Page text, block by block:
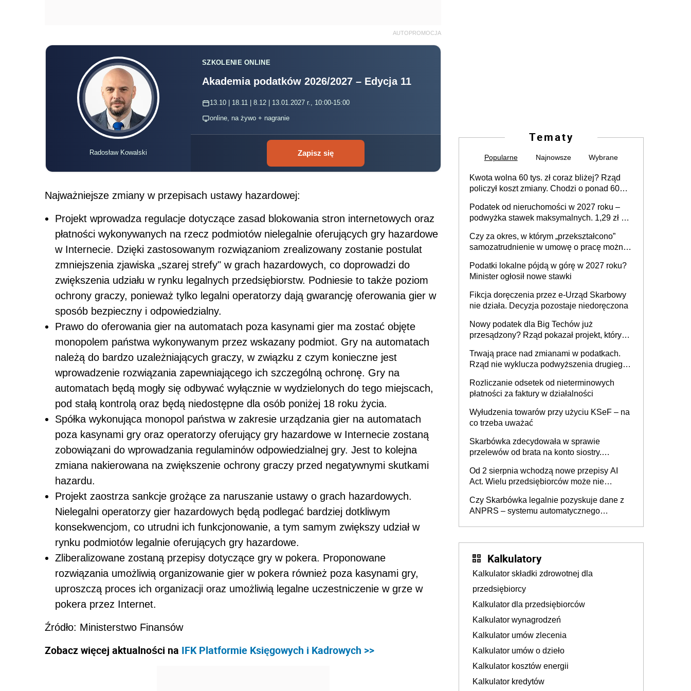
AUTOPROMOCJA
Radosław Kowalski
SZKOLENIE ONLINE
Akademia podatków 2026/2027 – Edycja 11
13.10 | 18.11 | 8.12 | 13.01.2027 r., 10:00-15:00
online, na żywo + nagranie
Zapisz się
Najważniejsze zmiany w przepisach ustawy hazardowej:
Projekt wprowadza regulacje dotyczące zasad blokowania stron internetowych oraz
płatności wykonywanych na rzecz podmiotów nielegalnie oferujących gry hazardowe
w Internecie. Dzięki zastosowanym rozwiązaniom zrealizowany zostanie postulat
zmniejszenia zjawiska „szarej strefy" w grach hazardowych, co doprowadzi do
zwiększenia udziału w rynku legalnych przedsiębiorstw. Podniesie to także poziom
ochrony graczy, ponieważ tylko legalni operatorzy dają gwarancję oferowania gier w
sposób bezpieczny i odpowiedzialny.
Prawo do oferowania gier na automatach poza kasynami gier ma zostać objęte
monopolem państwa wykonywanym przez wskazany podmiot. Gry na automatach
należą do bardzo uzależniających graczy, w związku z czym konieczne jest
wprowadzenie rozwiązania zapewniającego ich szczególną ochronę. Gry na
automatach będą mogły się odbywać wyłącznie w wydzielonych do tego miejscach,
pod stałą kontrolą oraz będą niedostępne dla osób poniżej 18 roku życia.
Spółka wykonująca monopol państwa w zakresie urządzania gier na automatach
poza kasynami gry oraz operatorzy oferujący gry hazardowe w Internecie zostaną
zobowiązani do wprowadzania regulaminów odpowiedzialnej gry. Jest to kolejna
zmiana nakierowana na zwiększenie ochrony graczy przed negatywnymi skutkami
hazardu.
Projekt zaostrza sankcje grożące za naruszanie ustawy o grach hazardowych.
Nielegalni operatorzy gier hazardowych będą podlegać bardziej dotkliwym
konsekwencjom, co utrudni ich funkcjonowanie, a tym samym zwiększy udział w
rynku podmiotów legalnie oferujących gry hazardowe.
Zliberalizowane zostaną przepisy dotyczące gry w pokera. Proponowane
rozwiązania umożliwią organizowanie gier w pokera również poza kasynami gry,
uproszczą proces ich organizacji oraz umożliwią legalne uczestniczenie w grze w
pokera przez Internet.
Źródło: Ministerstwo Finansów
Zobacz więcej aktualności na IFK Platformie Księgowych i Kadrowych >>
Tematy
Popularne Najnowsze Wybrane
Kwota wolna 60 tys. zł coraz bliżej? Rząd
policzył koszt zmiany. Chodzi o ponad 60
Podatek od nieruchomości w 2027 roku –
podwyżka stawek maksymalnych. 1,29 zł za
budynków i lokali związanych z
prowadzeniem działalności gospodarczej
Czy za okres, w którym „przekształcono”
samozatrudnienie w umowę o pracę można
umowy cywilnoprawnej jedynym
racjonalnym wyjściem
Podatki lokalne pójdą w górę w 2027 roku?
Minister ogłosił nowe stawki
Fikcja doręczenia przez e-Urząd Skarbowy
nie działa. Decyzja pozostaje niedoręczona
Nowy podatek dla Big Techów już
przesądzony? Rząd pokazał projekt, który
Trwają prace nad zmianami w podatkach.
Rząd nie wyklucza podwyższenia drugiego
Rozliczanie odsetek od nieterminowych
płatności za faktury w działalności
Wyłudzenia towarów przy użyciu KSeF – na
co trzeba uważać
Skarbówka zdecydowała w sprawie
przelewów od brata na konto siostry.
darowizna, ale podatku jednak nie będzie
Od 2 sierpnia wchodzą nowe przepisy AI
Act. Wielu przedsiębiorców może nie
Czy Skarbówka legalnie pozyskuje dane z
ANPRS – systemu automatycznego
Kalkulatory
Kalkulator składki zdrowotnej dla
przedsiębiorcy
Kalkulator dla przedsiębiorców
Kalkulator wynagrodzeń
Kalkulator umów zlecenia
Kalkulator umów o dzieło
Kalkulator kosztów energii
Kalkulator kredytów